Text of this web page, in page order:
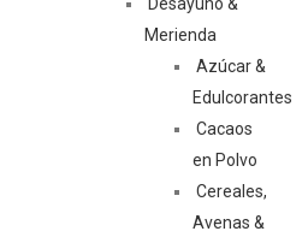
Desayuno &
Merienda
Azúcar &
Edulcorantes
Cacaos
en Polvo
Cereales,
Avenas &